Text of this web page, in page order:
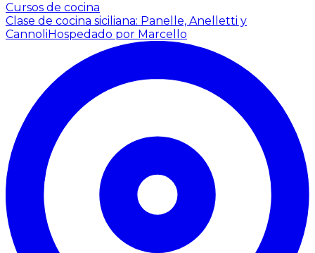
Cursos de cocina
Clase de cocina siciliana: Panelle, Anelletti y
CannoliHospedado por Marcello